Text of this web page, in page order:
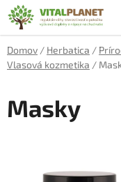
Prejsť
na
obsah
Domov / Herbatica /
Vlasová kozmetika /
Masky